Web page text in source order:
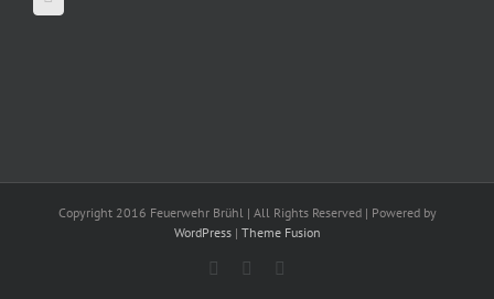
Copyright 2016 Feuerwehr Brühl | All Rights Reserved | Powered by
WordPress| Theme Fusion
Facebook